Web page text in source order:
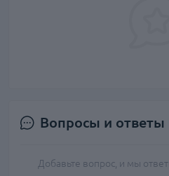
Вопросы и ответы
Добавьте вопрос, и мы